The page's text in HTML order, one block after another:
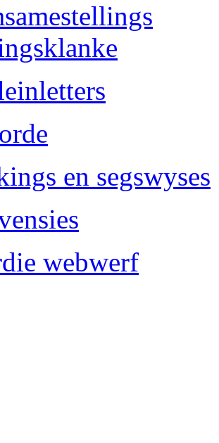
en segswyses
webwerf